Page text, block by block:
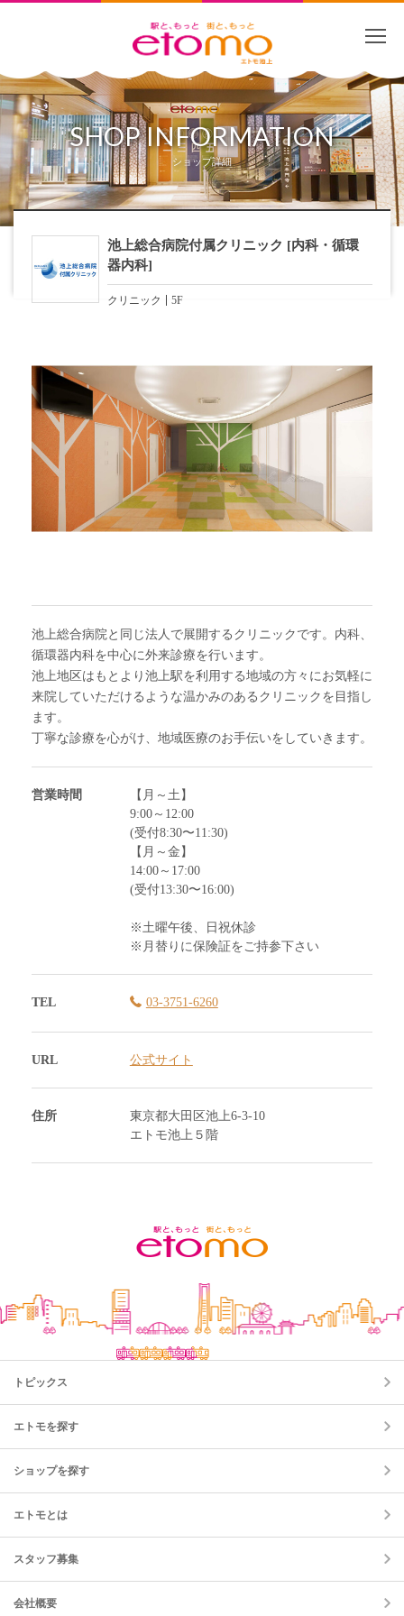
SHOP INFORMATION
ショップ詳細
池上総合病院付属クリニック [内科・循環
器内科]
クリニック 5F
池上総合病院と同じ法人で展開するクリニックです。内科、
循環器内科を中心に外来診療を行います。
池上地区はもとより池上駅を利用する地域の方々にお気軽に
来院していただけるような温かみのあるクリニックを目指し
ます。
丁寧な診療を心がけ、地域医療のお手伝いをしていきます。
営業時間
【月～土】
9:00～12:00
(受付8:30〜11:30)
【月～金】
14:00～17:00
(受付13:30〜16:00)
※土曜午後、日祝休診
※月替りに保険証をご持参下さい
TEL 03-3751-6260
URL 公式サイト
住所
東京都大田区池上6-3-10
エトモ池上５階
トピックス
エトモを探す
ショップを探す
エトモとは
スタッフ募集
会社概要